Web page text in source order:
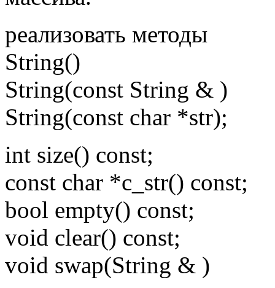
реализовать методы
String()
String(const String & )
String(const char *str);
int size() const;
const char *c_str() const;
bool empty() const;
void clear() const;
void swap(String & )